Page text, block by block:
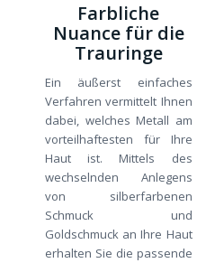
Farbliche
Nuance für die
Trauringe
Ein äußerst einfaches
Verfahren vermittelt Ihnen
dabei, welches Metall am
vorteilhaftesten für Ihre
Haut ist. Mittels des
wechselnden Anlegens
von silberfarbenen
Schmuck und
Goldschmuck an Ihre Haut
erhalten Sie die passende